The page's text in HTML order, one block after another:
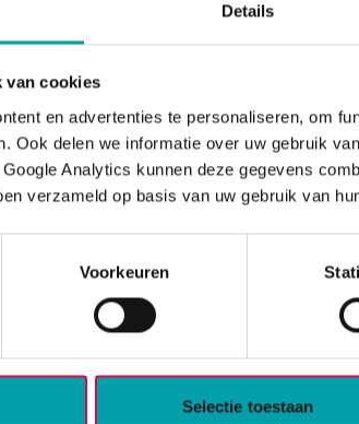
Details
van cookies
en advertenties te personaliseren, om
Ook delen we informatie over uw gebruik
Analytics kunnen deze gegevens
verzameld op basis van uw gebruik van
Voorkeuren
Selectie toestaan
Drentse woningcorporaties en